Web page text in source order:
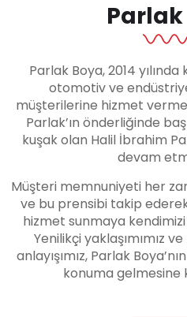
Parlak Boya, 2014
otomotiv ve
müşterilerine hizmet
Parlak’ın önderliğinde
kuşak olan Halil İbrahim
devam
Müşteri memnuniyeti her
ve bu prensibi takip
hizmet sunmaya
Yenilikçi yaklaşımımız
anlayışımız, Parlak
konuma gelmesine